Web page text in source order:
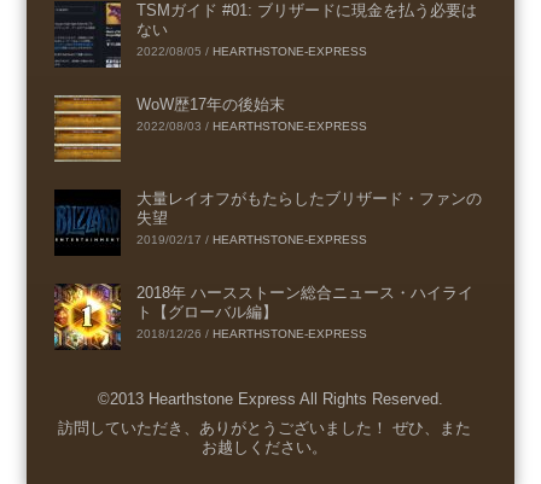
TSMガイド #01: ブリザードに現金を払う必要は
ない
2022/08/05 / HEARTHSTONE-EXPRESS
WoW歴17年の後始末
2022/08/03 / HEARTHSTONE-EXPRESS
大量レイオフがもたらしたブリザード・ファンの
失望
2019/02/17 / HEARTHSTONE-EXPRESS
2018年 ハースストーン総合ニュース・ハイライ
ト【グローバル編】
2018/12/26 / HEARTHSTONE-EXPRESS
©2013 Hearthstone Express All Rights Reserved.
Menu
訪問していただき、ありがとうございました！ ぜひ、また
お越しください。